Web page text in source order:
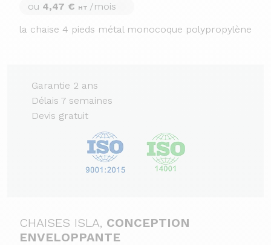
ou 4,47 € HT /mois
la chaise 4 pieds métal monocoque polypropylène
Garantie 2 ans
Délais 7 semaines
Devis gratuit
CHAISES ISLA, CONCEPTION
ENVELOPPANTE